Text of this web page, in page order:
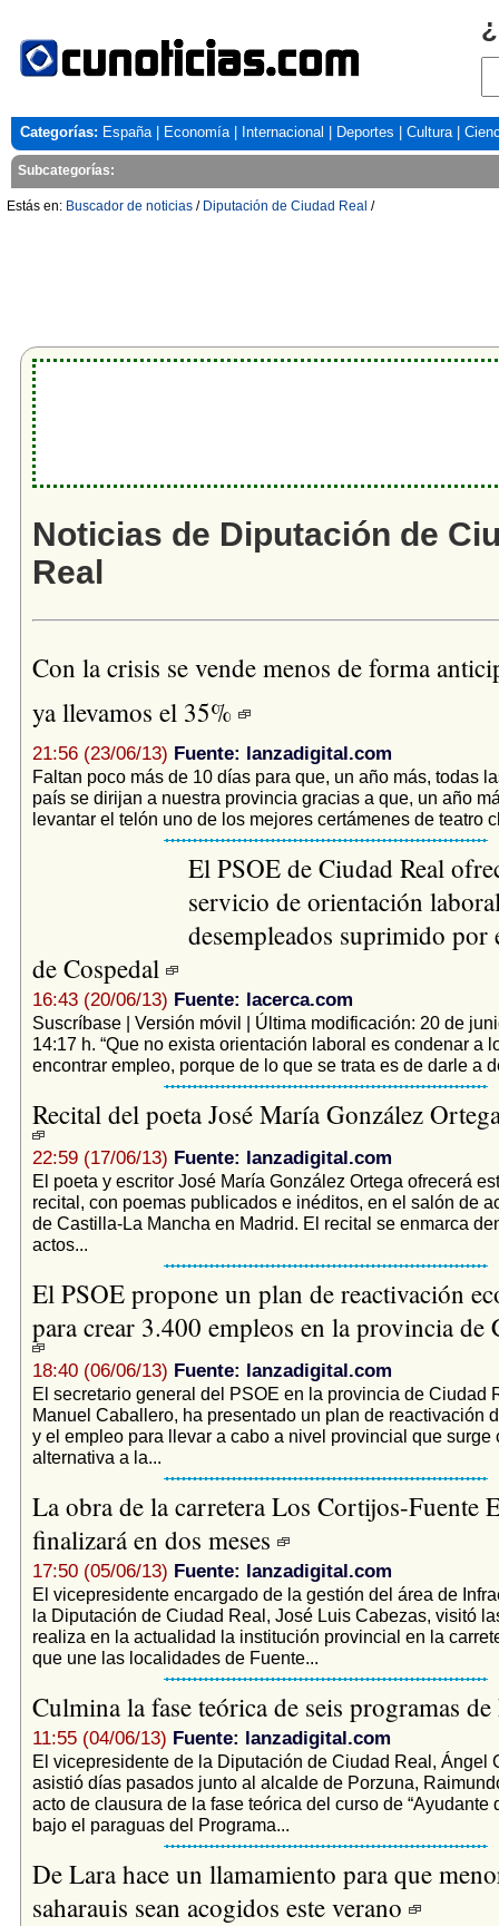
Categorías: España| Economía| Internacional Deportes Cultura|
Subcategorías:
Estás en: Buscador de noticias / Diputación de Ciudad Real /
Noticias de Diputación de
Real
Con la crisis se vende menos de forma
ya llevamos el 35%
21:56 (23/06/13) Fuente: lanzadigital.com
Faltan poco más de 10 días para que, un año más, todas
país se dirijan a nuestra provincia gracias a que, un año
levantar el telón uno de los mejores certámenes de teatro
El PSOE de Ciudad Real
servicio de orientación
desempleados suprimido por
de Cospedal
16:43 (20/06/13) Fuente: lacerca.com
Suscríbase | Versión móvil | Última modificación: 20 de
14:17 h. “Que no exista orientación laboral es condenar a
encontrar empleo, porque de lo que se trata es de darle a
Recital del poeta José María González
22:59 (17/06/13) Fuente: lanzadigital.com
El poeta y escritor José María González Ortega ofrecerá
recital, con poemas publicados e inéditos, en el salón de
de Castilla-La Mancha en Madrid. El recital se enmarca
actos...
El PSOE propone un plan de reactivación
para crear 3.400 empleos en la provincia de
18:40 (06/06/13) Fuente: lanzadigital.com
El secretario general del PSOE en la provincia de Ciudad
Manuel Caballero, ha presentado un plan de reactivación
y el empleo para llevar a cabo a nivel provincial que surge
alternativa a la...
La obra de la carretera Los Cortijos-Fuente
finalizará en dos meses
17:50 (05/06/13) Fuente: lanzadigital.com
El vicepresidente encargado de la gestión del área de
la Diputación de Ciudad Real, José Luis Cabezas, visitó
realiza en la actualidad la institución provincial en la
que une las localidades de Fuente...
Culmina la fase teórica de seis programas
11:55 (04/06/13) Fuente: lanzadigital.com
El vicepresidente de la Diputación de Ciudad Real, Ángel
asistió días pasados junto al alcalde de Porzuna,
acto de clausura de la fase teórica del curso de “Ayudante
bajo el paraguas del Programa...
De Lara hace un llamamiento para que
saharauis sean acogidos este verano